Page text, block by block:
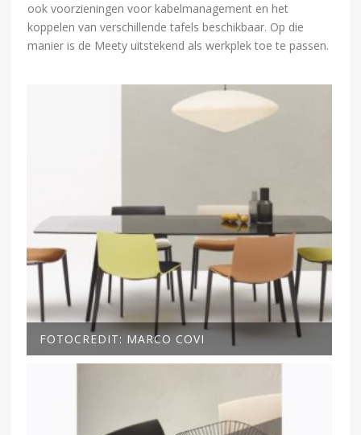
ook voorzieningen voor kabelmanagement en het
koppelen van verschillende tafels beschikbaar. Op die
manier is de Meety uitstekend als werkplek toe te passen.
FOTOCREDIT: MARCO COVI